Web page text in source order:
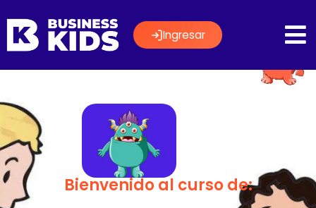
Ingresar
Bienvenido al curso de: